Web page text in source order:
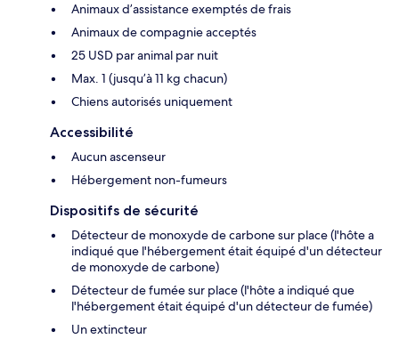
Animaux d’assistance exemptés de frais
Animaux de compagnie acceptés
25 USD par animal par nuit
Max. 1 (jusqu’à 11 kg chacun)
Chiens autorisés uniquement
Accessibilité
Aucun ascenseur
Hébergement non-fumeurs
Dispositifs de sécurité
Détecteur de monoxyde de carbone sur place (l'hôte a
indiqué que l'hébergement était équipé d'un détecteur
de monoxyde de carbone)
Détecteur de fumée sur place (l'hôte a indiqué que
l'hébergement était équipé d'un détecteur de fumée)
Un extincteur